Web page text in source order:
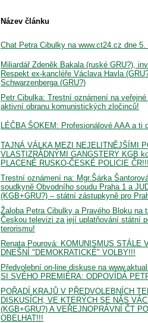
Název článku
Chat Petra Cibulky na www.ct24.cz dne 5.
Miliardář Zdeněk Bakala (ruské GRU?),
Respekt ex-kancléře Václava Havla
Schwarzenberga (GRU?)
Petr Cibulka: Trestní oznámení na
aktivní obranu komunistických zločinců!
LÉČBA ŠOKEM: Profesionálové AAA a ti
TAJNÁ VÁLKA MEZI NEJELITNĚJŠÍMI
VLASTIZRÁDNÝMI GANGSTERY KGB
PLACENÉ RUSKO-ČESKÉ POLICIE
Trestní oznámení na: Mgr.Šárka
soudkyně Obvodního soudu Praha 1 a
(KGB+GRU?) – státní zástupkyně pro
Žaloba Petra Cibulky a Pravého Bloku na
Českou televizi za její uplatňování státní
terorismu!
Renata Pourová: KOMUNISMUS STÁLE
DNEŠNÍ "DEMOKRATICKÉ" VOLBY!!!
Předvolební on-line diskuse na
SI SVÉHO PREMIÉRA: ODPOVÍDÁ
POŘADÍ KRAJŮ V PŘEDVOLEBNÍCH
DISKUSÍCH, VE KTERÝCH SE NÁS
(KGB+GRU?) A VEŘEJNOPRÁVNÍ ČT
OBELHAT!!!